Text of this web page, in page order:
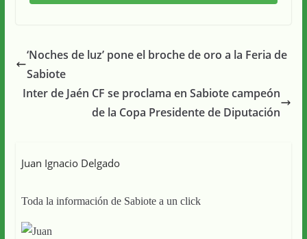
‘Noches de luz’ pone el broche de oro a la Feria de
Sabiote
Inter de Jaén CF se proclama en Sabiote campeón
de la Copa Presidente de Diputación
Juan Ignacio Delgado
Toda la información de Sabiote a un click